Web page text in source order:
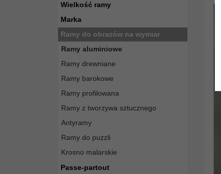
Wielkość ramy
Marka
Ramy do obrazów na wymiar
Ramy aluminiowe
Ramy drewniane
Ramy barokowe
Ramy profilowana
Ramy z tworzywa sztucznego
Antyramy
Ramy do puzzli
Krosno malarskie
Passe-partout